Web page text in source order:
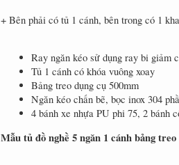
+ Bên phải có tủ 1 cánh, bên trong có 1
Ray ngăn kéo sử dụng ray bi giảm
Tủ 1 cánh có khóa vuông xoay
Bảng treo dụng cụ 500mm
Ngăn kéo chấn bẽ, bọc inox 304
4 bánh xe nhựa PU phi 75, 2 bánh
Mẫu tủ đồ nghề 5 ngăn 1 cánh bảng treo